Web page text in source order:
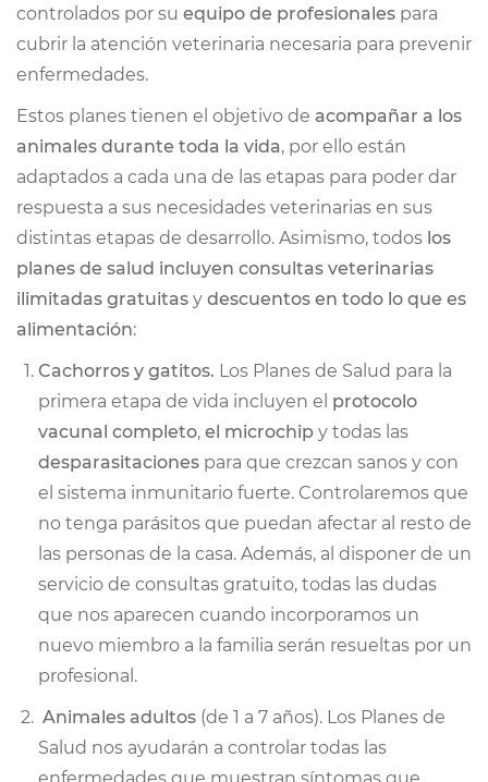
controlados por su equipo de profesionales para
cubrir la atención veterinaria necesaria para prevenir
enfermedades.
Estos planes tienen el objetivo de acompañar a los
animales durante toda la vida, por ello están
adaptados a cada una de las etapas para poder dar
respuesta a sus necesidades veterinarias en sus
distintas etapas de desarrollo. Asimismo, todos los
planes de salud incluyen consultas veterinarias
ilimitadas gratuitas y descuentos en todo lo que es
alimentación:
Cachorros y gatitos. Los Planes de Salud para la
primera etapa de vida incluyen el protocolo
vacunal completo, el microchip y todas las
desparasitaciones para que crezcan sanos y con
el sistema inmunitario fuerte. Controlaremos que
no tenga parásitos que puedan afectar al resto de
las personas de la casa. Además, al disponer de un
servicio de consultas gratuito, todas las dudas
que nos aparecen cuando incorporamos un
nuevo miembro a la familia serán resueltas por un
profesional.
Animales adultos (de 1 a 7 años). Los Planes de
Salud nos ayudarán a controlar todas las